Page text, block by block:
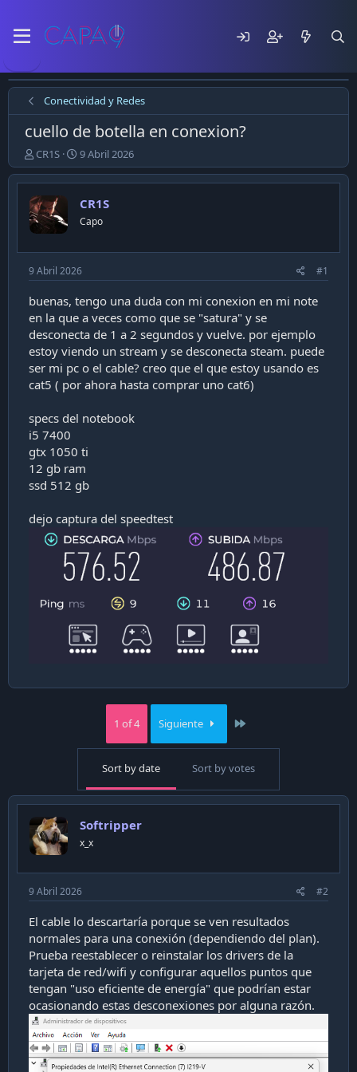
Conectividad y Redes
cuello de botella en conexion?
E
m
p
e
z
ó
l
t
e
m
CR1S
F
e
c
a
d
p
u
b
l
c
a
c
ó
9 Abril 2026
CR1S
Capo
9 Abril 2026 #1
buenas, tengo una duda con mi conexion en mi note
en la que a veces como que se "satura" y se
desconecta de 1 a 2 segundos y vuelve. por ejemplo
estoy viendo un stream y se desconecta steam. puede
ser mi pc o el cable? creo que el que estoy usando es
cat5 ( por ahora hasta comprar uno cat6)
specs del notebook
i5 7400
gtx 1050 ti
12 gb ram
ssd 512 gb
dejo captura del speedtest
1 of 4 Siguiente
Sort by date Sort by votes
Softripper
x_x
9 Abril 2026 #2
El cable lo descartaría porque se ven resultados
normales para una conexión (dependiendo del plan).
Prueba reestablecer o reinstalar los drivers de la
tarjeta de red/wifi y configurar aquellos puntos que
tengan "uso eficiente de energía" que podrían estar
ocasionando estas desconexiones por alguna razón.